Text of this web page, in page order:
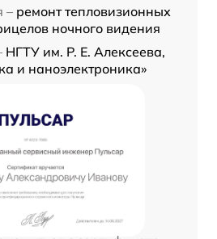
– ремонт тепловизионных
ночного видения
НГТУ им. Р. Е. Алексеева,
и наноэлектроника»